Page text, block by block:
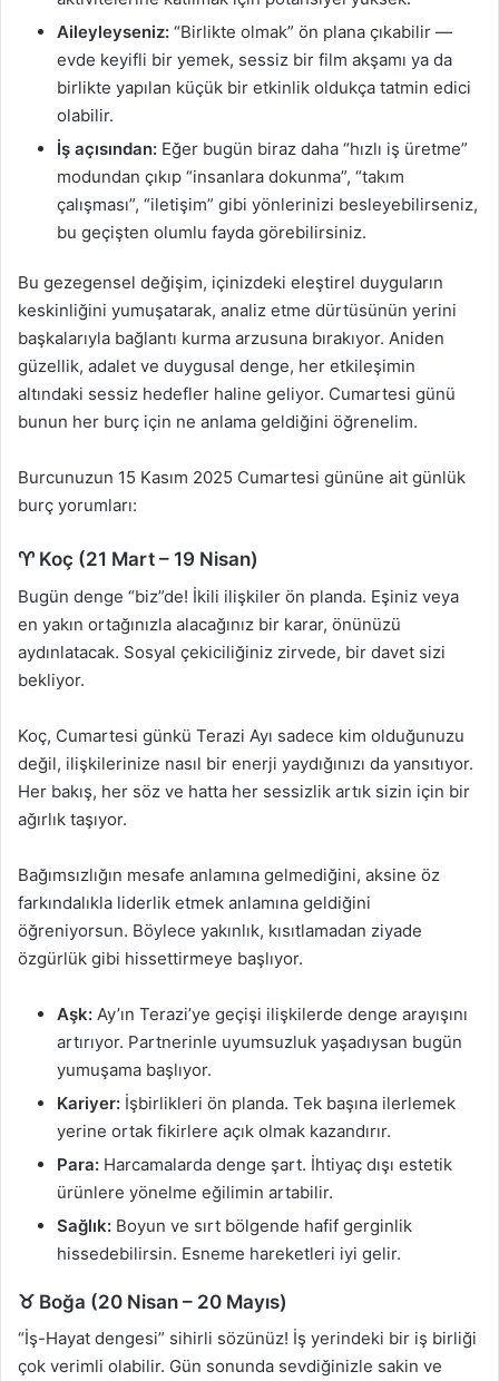
Aileyleyseniz: “Birlikte olmak” ön plana çıkabilir —
evde keyifli bir yemek, sessiz bir film akşamı ya da
birlikte yapılan küçük bir etkinlik oldukça tatmin edici
olabilir.
İş açısından: Eğer bugün biraz daha “hızlı iş üretme”
modundan çıkıp “insanlara dokunma”, “takım
çalışması”, “iletişim” gibi yönlerinizi besleyebilirseniz,
bu geçişten olumlu fayda görebilirsiniz.
Bu gezegensel değişim, içinizdeki eleştirel duyguların
keskinliğini yumuşatarak, analiz etme dürtüsünün yerini
başkalarıyla bağlantı kurma arzusuna bırakıyor. Aniden
güzellik, adalet ve duygusal denge, her etkileşimin
altındaki sessiz hedefler haline geliyor. Cumartesi günü
bunun her burç için ne anlama geldiğini öğrenelim.
Burcunuzun 15 Kasım 2025 Cumartesi gününe ait günlük
burç yorumları:
♈ Koç (21 Mart – 19 Nisan)
Bugün denge “biz”de! İkili ilişkiler ön planda. Eşiniz veya
en yakın ortağınızla alacağınız bir karar, önünüzü
aydınlatacak. Sosyal çekiciliğiniz zirvede, bir davet sizi
bekliyor.
Koç, Cumartesi günkü Terazi Ayı sadece kim olduğunuzu
değil, ilişkilerinize nasıl bir enerji yaydığınızı da yansıtıyor.
Her bakış, her söz ve hatta her sessizlik artık sizin için bir
ağırlık taşıyor.
Bağımsızlığın mesafe anlamına gelmediğini, aksine öz
farkındalıkla liderlik etmek anlamına geldiğini
öğreniyorsun. Böylece yakınlık, kısıtlamadan ziyade
özgürlük gibi hissettirmeye başlıyor.
Aşk: Ay’ın Terazi’ye geçişi ilişkilerde denge arayışını
artırıyor. Partnerinle uyumsuzluk yaşadıysan bugün
yumuşama başlıyor.
Kariyer: İşbirlikleri ön planda. Tek başına ilerlemek
yerine ortak fikirlere açık olmak kazandırır.
Para: Harcamalarda denge şart. İhtiyaç dışı estetik
ürünlere yönelme eğilimin artabilir.
Sağlık: Boyun ve sırt bölgende hafif gerginlik
hissedebilirsin. Esneme hareketleri iyi gelir.
♉ Boğa (20 Nisan – 20 Mayıs)
“İş-Hayat dengesi” sihirli sözünüz! İş yerindeki bir iş birliği
çok verimli olabilir. Gün sonunda sevdiğinizle sakin ve